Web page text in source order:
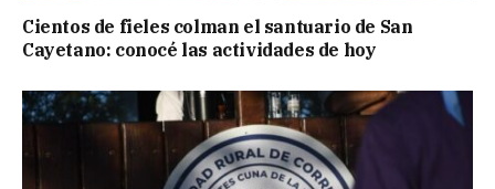
Cientos de fieles colman el santuario de San
Cayetano: conocé las actividades de hoy